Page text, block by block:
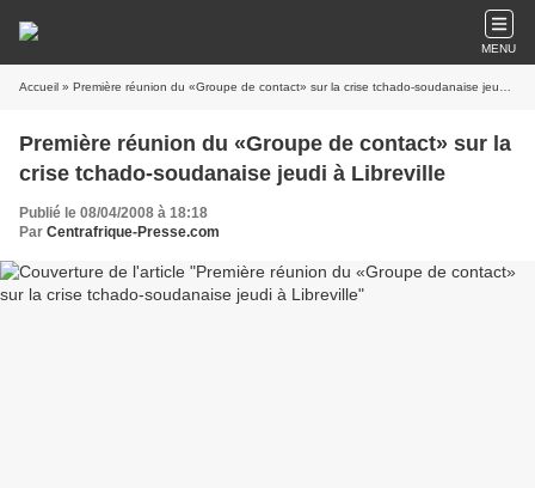
MENU
Accueil » Première réunion du «Groupe de contact» sur la crise tchado-soudanaise jeudi à Libreville
Première réunion du «Groupe de contact» sur la
crise tchado-soudanaise jeudi à Libreville
Publié le 08/04/2008 à 18:18
Par Centrafrique-Presse.com